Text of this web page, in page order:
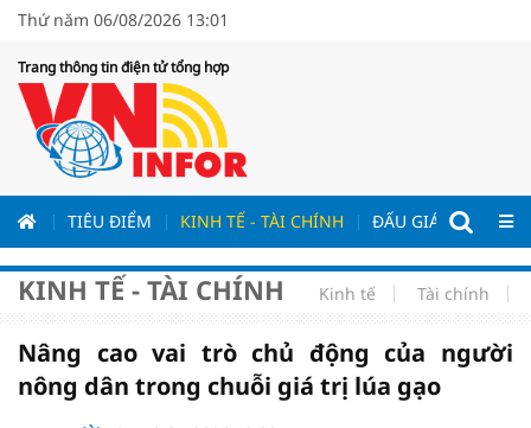
Thứ năm 06/08/2026 13:01
Trang thông tin điện tử tổng hợp
TIÊU ĐIỂM KINH TẾ - TÀI CHÍNH ĐẤU GIÁ - ĐẤU
KINH TẾ - TÀI CHÍNH Kinh tế Tài chính
Nâng cao vai trò chủ động của người
nông dân trong chuỗi giá trị lúa gạo